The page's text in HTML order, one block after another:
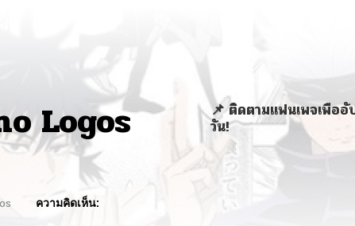
Logos
ความคิดเห็น:
📌 ติดตามแฟนเพจเพื่ออั
วัน!